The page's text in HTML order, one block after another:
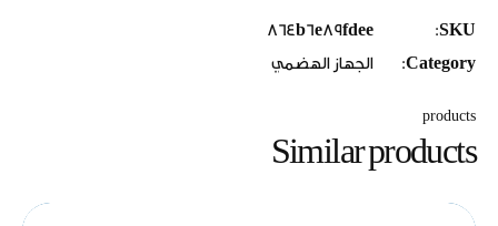
SKU:
864b6e89fdee
Category:
الجهاز الهضمي
products
Similar products